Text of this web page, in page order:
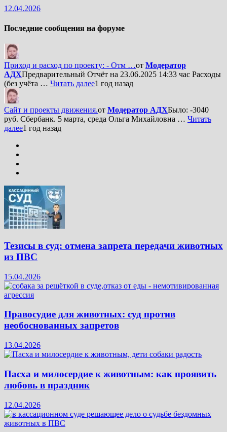
12.04.2026
Последние сообщения на форуме
Приход и расход по проекту: - Отм …от Модератор
АДХПредварительный Отчёт на 23.06.2025 14:33 час Расходы
(без учёта … Читать далее1 год назад
Сайт и проекты движения.от Модератор АДХБыло: -3040
руб. Сбербанк. 5 марта, среда Ольга Михайловна … Читать
далее1 год назад
Тезисы в суд: отмена запрета передачи животных
из ПВС
15.04.2026
Правосудие для животных: суд против
необоснованных запретов
13.04.2026
Пасха и милосердие к животным: как проявить
любовь в праздник
12.04.2026